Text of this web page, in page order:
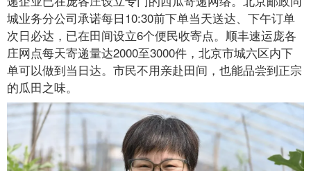
城业务分公司承诺每日10:30前下单当天送达、下午订单
次日必达，已在田间设立6个便民收寄点。顺丰速运庞各
庄网点每天寄递量达2000至3000件，北京市城六区内下
单可以做到当日达。市民不用亲赴田间，也能品尝到正宗
的瓜田之味。